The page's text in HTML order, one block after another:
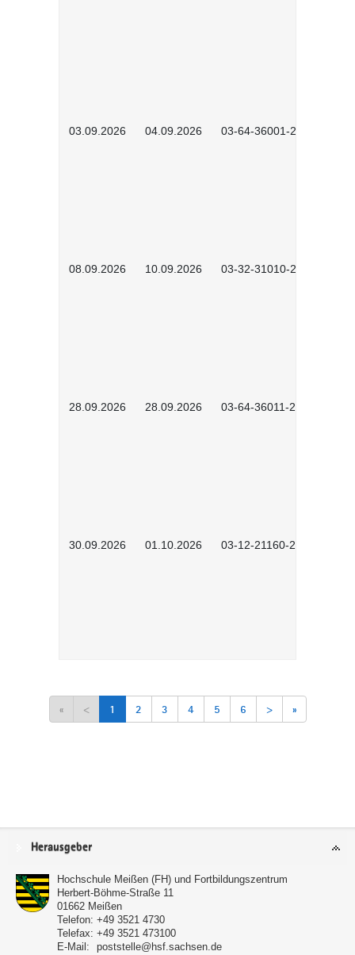
03.09.2026 04.09.2026 03-64-36001-2602
08.09.2026 10.09.2026 03-32-31010-2606
28.09.2026 28.09.2026 03-64-36011-2603
30.09.2026 01.10.2026 03-12-21160-2601
« < 1 2 3 4 5 6 > »
Service
Herausgeber
Hochschule Meißen (FH) und Fortbildungszentrum
Herbert-Böhme-Straße 11
01662 Meißen
Telefon: +49 3521 4730
Telefax: +49 3521 473100
E-Mail:
poststelle@hsf.sachsen.de